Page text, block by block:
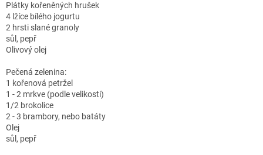
Plátky kořeněných hrušek
4 lžíce bílého jogurtu
2 hrsti slané granoly
sůl, pepř
Olivový olej
Pečená zelenina:
1 kořenová petržel
1 - 2 mrkve (podle velikosti)
1/2 brokolice
2 - 3 brambory, nebo batáty
Olej
sůl, pepř